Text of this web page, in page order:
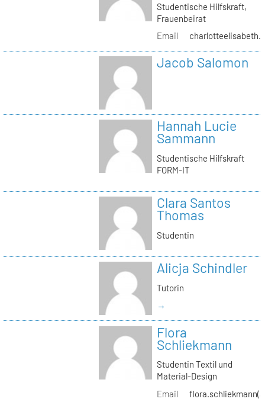
Studentische Hilfskraft,
Frauenbeirat
Email
Jacob Salomon
Hannah Lucie
Sammann
Studentische Hilfskraft
FORM-IT
Clara Santos
Thomas
Studentin
Alicja Schindler
Tutorin
→
Flora
Schliekmann
Studentin Textil und
Material-Design
Email